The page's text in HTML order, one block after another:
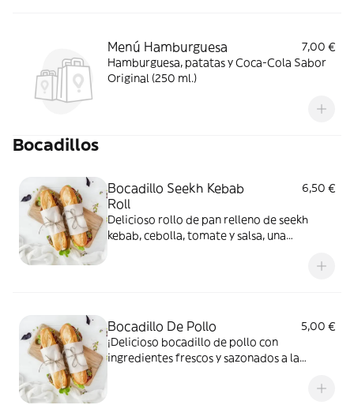
Menú Hamburguesa
7,00 €
Hamburguesa, patatas y Coca-Cola Sabor
Original (250 ml.)
Bocadillos
Bocadillo Seekh Kebab
Roll
6,50 €
Delicioso rollo de pan relleno de seekh
kebab, cebolla, tomate y salsa, una
Bocadillo De Pollo
5,00 €
¡Delicioso bocadillo de pollo con
ingredientes frescos y sazonados a la